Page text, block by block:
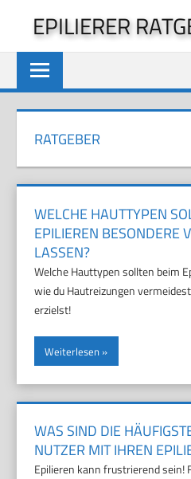
springen
EPILIERER
RATGEBER
WELCHE HAUTTYPEN
EPILIEREN BESONDERE
LASSEN?
Welche Hauttypen sollten beim
wie du Hautreizungen
erzielst!
Weiterlesen
WAS SIND DIE
NUTZER MIT IHREN
Epilieren kann frustrierend sein!